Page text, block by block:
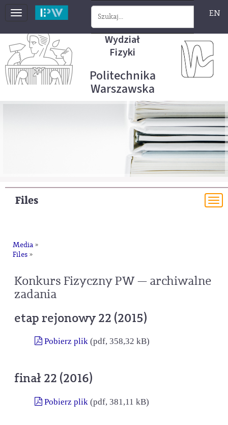
Toggle
EN
Wydział
Fizyki
Politechnika
Warszawska
Files
Media »
Files »
Konkurs Fizyczny PW — archiwalne
zadania
etap rejonowy 22 (2015)
Pobierz plik (pdf, 358,32 kB)
finał 22 (2016)
Pobierz plik (pdf, 381,11 kB)